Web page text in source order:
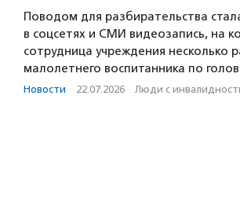
Поводом для разбирательства
в соцсетях и СМИ видеозапись, на
сотрудница учреждения несколько
малолетнего воспитанника по
Новости · 22.07.2026 · Люди с